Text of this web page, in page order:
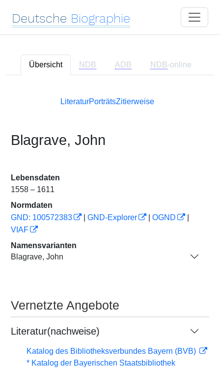
Deutsche Biographie
Übersicht NDB ADB NDB-online
LiteraturPorträtsZitierweise
Blagrave, John
Lebensdaten
1558 – 1611
Normdaten
GND: 100572383
GND-Explorer OGND
VIAF
Namensvarianten
Blagrave, John
Vernetzte Angebote
Literatur(nachweise)
Katalog des Bibliotheksverbundes Bayern (BVB)
* Katalog der Bayerischen Staatsbibliothek